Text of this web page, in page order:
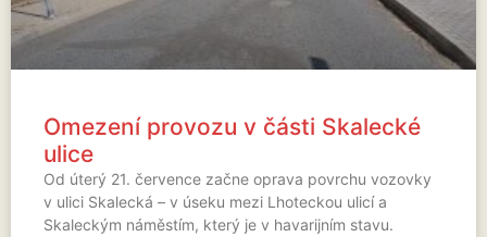
Omezení provozu v části Skalecké
ulice
Od úterý 21. července začne oprava povrchu vozovky
v ulici Skalecká – v úseku mezi Lhoteckou ulicí a
Skaleckým náměstím, který je v havarijním stavu.